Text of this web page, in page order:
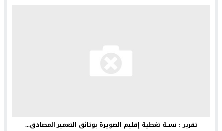
تقرير : نسبة تغطية إقليم الصويرة بوثائق التعمير المصادق...